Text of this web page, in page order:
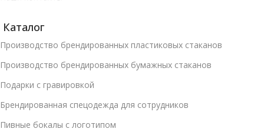
Каталог
Производство брендированных пластиковых стаканов
Производство брендированных бумажных стаканов
Подарки с гравировкой
Брендированная спецодежда для сотрудников
Пивные бокалы с логотипом